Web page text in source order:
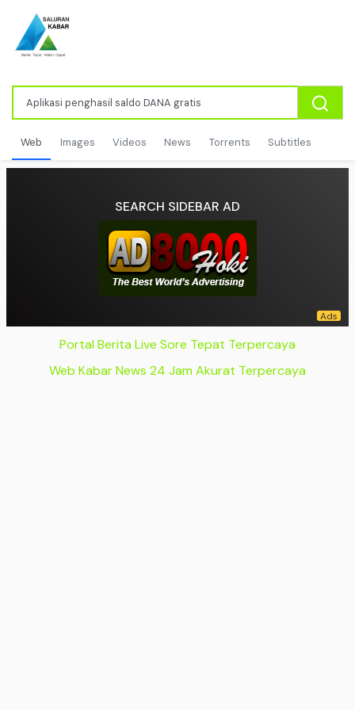
Web Images Videos News Torrents Subtitles
SEARCH SIDEBAR AD
Portal Berita Live Sore Tepat Terpercaya
Web Kabar News 24 Jam Akurat Terpercaya